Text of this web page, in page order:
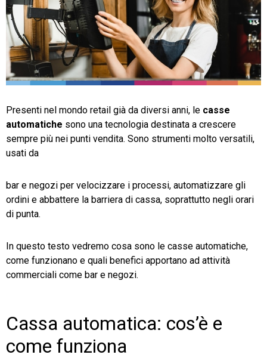
HR
Trust Services
TeamSystem Corporate
TeamSystem Store
Presenti nel mondo retail già da diversi anni, le casse
automatiche sono una tecnologia destinata a crescere
sempre più nei punti vendita. Sono strumenti molto versatili,
usati da
bar e negozi per velocizzare i processi, automatizzare gli
ordini e abbattere la barriera di cassa, soprattutto negli orari
di punta.
In questo testo vedremo cosa sono le casse automatiche,
come funzionano e quali benefici apportano ad attività
commerciali come bar e negozi.
Cassa automatica: cos’è e
come funziona